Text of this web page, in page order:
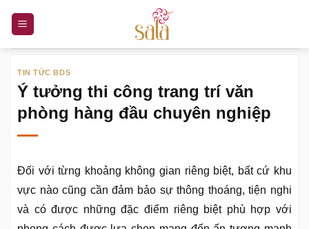
nội
TIN TỨC BDS
Ý tưởng thi công trang trí văn
phòng hàng đầu chuyên nghiệp
Đối với từng khoảng không gian riêng biệt, bất cứ khu
vực nào cũng cần đảm bảo sự thông thoáng, tiện nghi
và có được những đặc điểm riêng biệt phù hợp với